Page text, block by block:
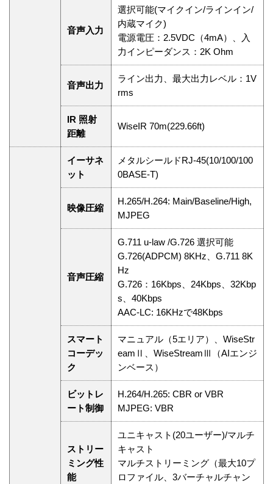
音声入力
選択可能(マイクイン/ラインイン/
内蔵マイク)
電源電圧：2.5VDC（4mA）、入
力インピーダンス：2K Ohm
音声出力
ライン出力、最大出力レベル：1V
rms
IR 照射
距離
WiseIR 70m(229.66ft)
イーサネ
ット
メタルシールドRJ-45(10/100/100
0BASE-T)
映像圧縮
H.265/H.264: Main/Baseline/High,
MJPEG
音声圧縮
G.711 u-law /G.726 選択可能
G.726(ADPCM) 8KHz、G.711 8K
Hz
G.726：16Kbps、24Kbps、32Kbp
s、40Kbps
AAC-LC: 16KHzで48Kbps
スマート
コーデッ
ク
マニュアル（5エリア）、WiseStr
eamⅡ、WiseStreamⅢ（AIエンジ
ンベース）
ビットレ
ート制御
H.264/H.265: CBR or VBR
MJPEG: VBR
ストリー
ミング性
能
ユニキャスト(20ユーザー)/マルチ
キャスト
マルチストリーミング（最大10プ
ロファイル、3バーチャルチャン